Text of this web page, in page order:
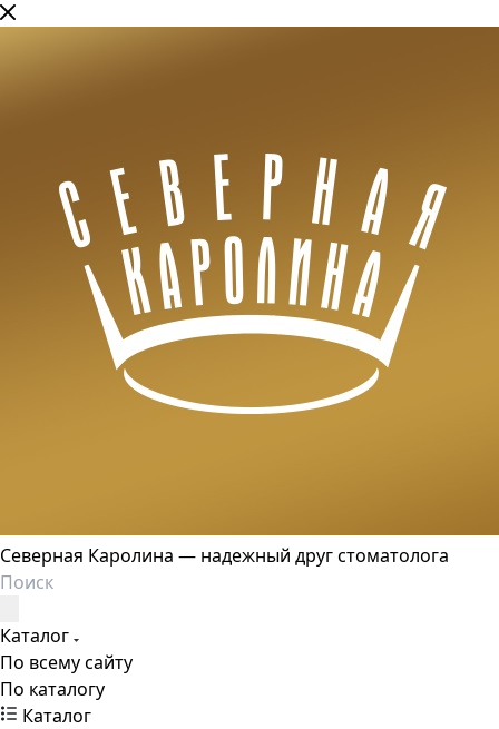
Северная Каролина — надежный друг стоматолога
Каталог
По всему сайту
По каталогу
Каталог